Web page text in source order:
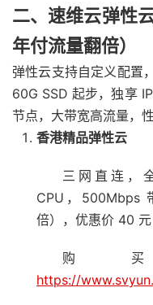
二、速维云弹性
年付流量翻倍）
弹性云支持自定义配置
60G SSD 起步，独享
节点，大带宽高流量，
香港精品弹性云
三网直连，
CPU，500Mbps
倍），优惠价 40
购
https://